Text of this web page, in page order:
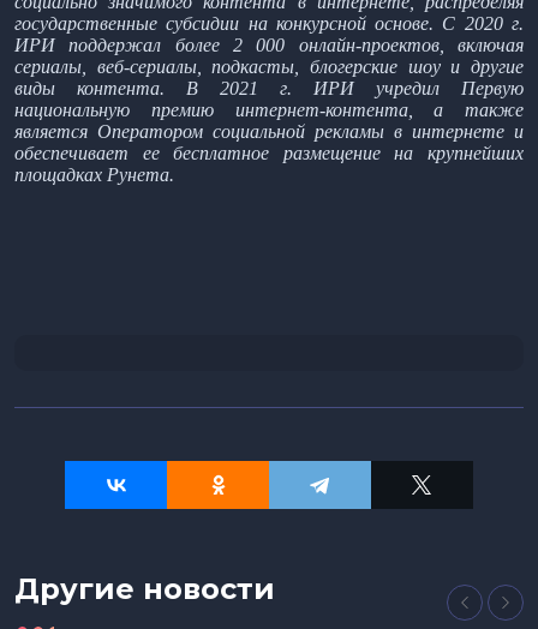
государственные субсидии на конкурсной основе. С 2020 г.
ИРИ поддержал более 2 000 онлайн-проектов, включая
сериалы, веб-сериалы, подкасты, блогерские шоу и другие
виды контента. В 2021 г. ИРИ учредил Первую
национальную премию интернет-контента, а также
является Оператором социальной рекламы в интернете и
обеспечивает ее бесплатное размещение на крупнейших
площадках Рунета.
Другие новости